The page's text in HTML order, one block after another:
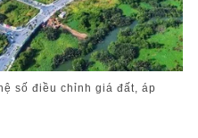
số điều chỉnh giá đất, áp